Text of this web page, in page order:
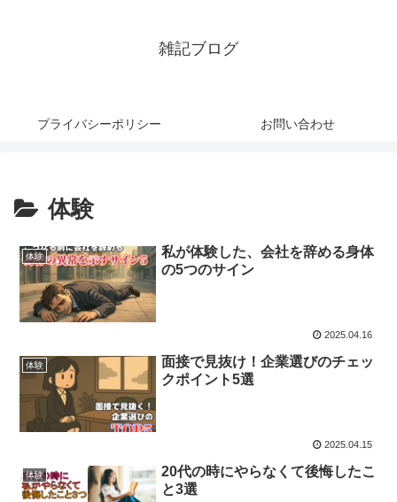
雑記ブログ
プライバシーポリシー お問い合わせ
体験
体験
私が体験した、会社を辞める身体
の5つのサイン
2025.04.16
体験
面接で見抜け！企業選びのチェッ
クポイント5選
2025.04.15
体験
20代の時にやらなくて後悔したこ
と3選